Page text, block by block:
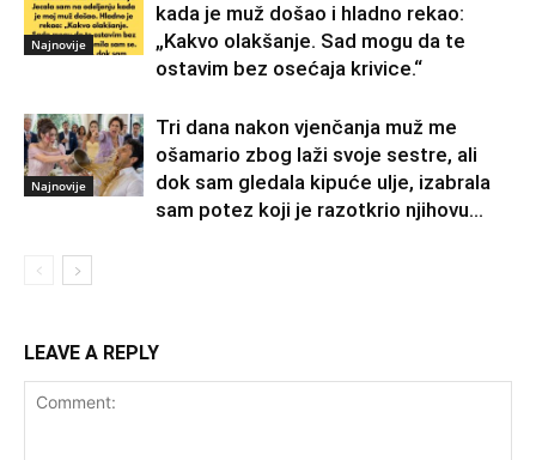
Najnovije
kada je muž došao i hladno rekao:
„Kakvo olakšanje. Sad mogu da te
ostavim bez osećaja krivice.“
Najnovije
Tri dana nakon vjenčanja muž me
ošamario zbog laži svoje sestre, ali
dok sam gledala kipuće ulje, izabrala
sam potez koji je razotkrio njihovu...
LEAVE A REPLY